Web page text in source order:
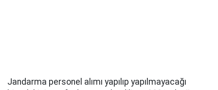
Jandarma personel alımı yapılıp yapılmayacağı